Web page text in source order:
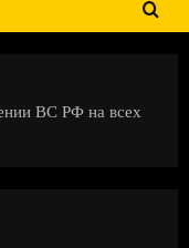
ВС РФ на всех